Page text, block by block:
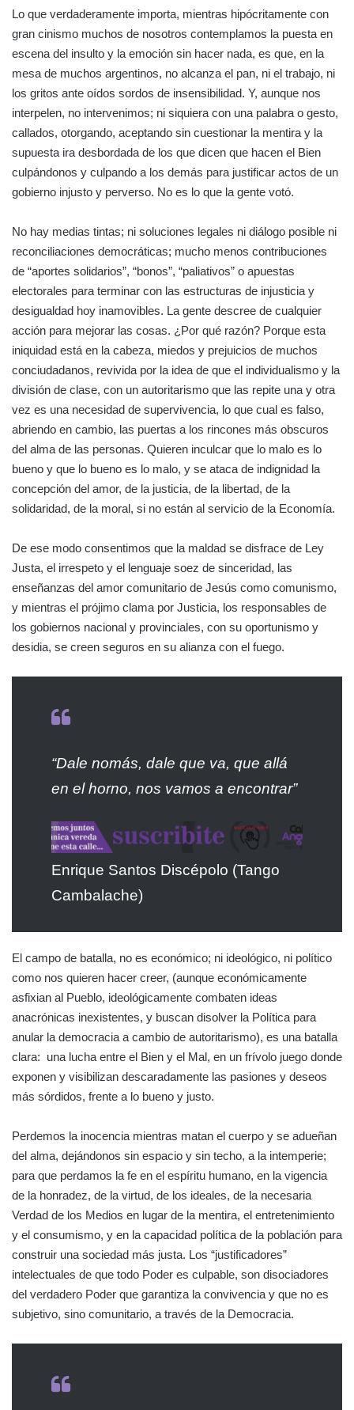
Lo que verdaderamente importa, mientras hipócritamente con
gran cinismo muchos de nosotros contemplamos la puesta en
escena del insulto y la emoción sin hacer nada, es que, en la
mesa de muchos argentinos, no alcanza el pan, ni el trabajo, ni
los gritos ante oídos sordos de insensibilidad. Y, aunque nos
interpelen, no intervenimos; ni siquiera con una palabra o gesto,
callados, otorgando, aceptando sin cuestionar la mentira y la
supuesta ira desbordada de los que dicen que hacen el Bien
culpándonos y culpando a los demás para justificar actos de un
gobierno injusto y perverso. No es lo que la gente votó.
No hay medias tintas; ni soluciones legales ni diálogo posible ni
reconciliaciones democráticas; mucho menos contribuciones
de “aportes solidarios”, “bonos”, “paliativos” o apuestas
electorales para terminar con las estructuras de injusticia y
desigualdad hoy inamovibles. La gente descree de cualquier
acción para mejorar las cosas. ¿Por qué razón? Porque esta
iniquidad está en la cabeza, miedos y prejuicios de muchos
conciudadanos, revivida por la idea de que el individualismo y la
división de clase, con un autoritarismo que las repite una y otra
vez es una necesidad de supervivencia, lo que cual es falso,
abriendo en cambio, las puertas a los rincones más obscuros
del alma de las personas. Quieren inculcar que lo malo es lo
bueno y que lo bueno es lo malo, y se ataca de indignidad la
concepción del amor, de la justicia, de la libertad, de la
solidaridad, de la moral, si no están al servicio de la Economía.
De ese modo consentimos que la maldad se disfrace de Ley
Justa, el irrespeto y el lenguaje soez de sinceridad, las
enseñanzas del amor comunitario de Jesús como comunismo,
y mientras el prójimo clama por Justicia, los responsables de
los gobiernos nacional y provinciales, con su oportunismo y
desidia, se creen seguros en su alianza con el fuego.
“Dale nomás, dale que va, que allá
en el horno, nos vamos a encontrar”
Enrique Santos Discépolo (Tango
Cambalache)
El campo de batalla, no es económico; ni ideológico, ni político
como nos quieren hacer creer, (aunque económicamente
asfixian al Pueblo, ideológicamente combaten ideas
anacrónicas inexistentes, y buscan disolver la Política para
anular la democracia a cambio de autoritarismo), es una batalla
clara: una lucha entre el Bien y el Mal, en un frívolo juego donde
exponen y visibilizan descaradamente las pasiones y deseos
más sórdidos, frente a lo bueno y justo.
Perdemos la inocencia mientras matan el cuerpo y se adueñan
del alma, dejándonos sin espacio y sin techo, a la intemperie;
para que perdamos la fe en el espíritu humano, en la vigencia
de la honradez, de la virtud, de los ideales, de la necesaria
Verdad de los Medios en lugar de la mentira, el entretenimiento
y el consumismo, y en la capacidad política de la población para
construir una sociedad más justa. Los “justificadores”
intelectuales de que todo Poder es culpable, son disociadores
del verdadero Poder que garantiza la convivencia y que no es
subjetivo, sino comunitario, a través de la Democracia.